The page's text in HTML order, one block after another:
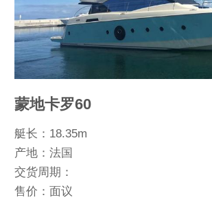
蒙地卡罗60
艇长：18.35m
产地：法国
交货周期：
售价：面议